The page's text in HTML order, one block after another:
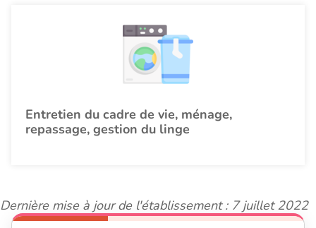
Entretien du cadre de vie, ménage,
repassage, gestion du linge
Dernière mise à jour de l'établissement : 7 juillet 2022